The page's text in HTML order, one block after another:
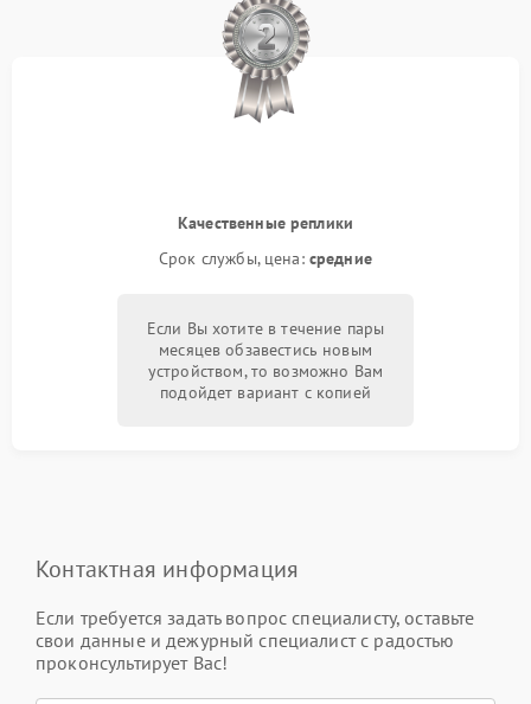
Качественные реплики
Срок службы, цена: средние
Если Вы хотите в течение пары
месяцев обзавестись новым
устройством, то возможно Вам
подойдет вариант с копией
Контактная информация
Если требуется задать вопрос специалисту, оставьте
свои данные и дежурный специалист с радостью
проконсультирует Вас!